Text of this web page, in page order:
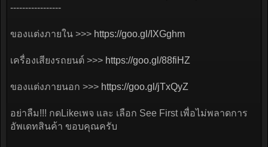
-----------------
ของแต่งภายใน >>> https://goo.gl/IXGghm
เครื่องเสียงรถยนต์ >>> https://goo.gl/88fiHZ
ของแต่งภายนอก >>> https://goo.gl/jTxQyZ
อย่าลืม!!! กดLikeเพจ และ เลือก See First เพื่อไม่พลาดการ
อัพเดทสินค้า ขอบคุณครับ